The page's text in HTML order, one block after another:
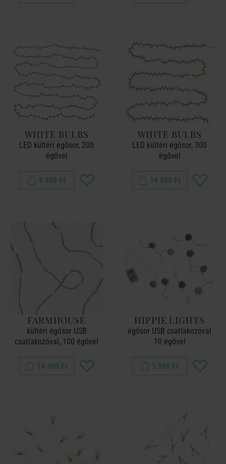
WHITE BULBS
LED kültéri égősor, 200
égővel
9 990 Ft
WHITE BULBS
LED kültéri égősor, 300
égővel
14 900 Ft
FARMHOUSE
kültéri égősor USB
csatlakozóval, 100 égővel
14 900 Ft
HIPPIE LIGHTS
égősor USB csatlakozóval
10 égővel
3 990 Ft